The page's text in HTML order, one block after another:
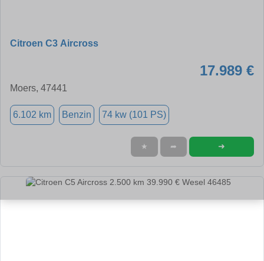
Citroen C3 Aircross
17.989 €
Moers, 47441
6.102 km Benzin 74 kw (101 PS)
★ ➦ ➜